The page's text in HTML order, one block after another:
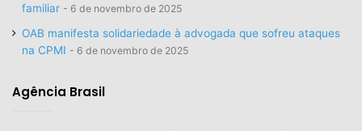
familiar
6 de novembro de 2025
OAB manifesta solidariedade à advogada que sofreu ataques
na CPMI
6 de novembro de 2025
Agência Brasil